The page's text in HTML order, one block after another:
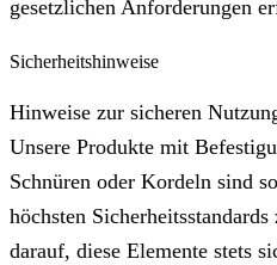
gesetzlichen Anforderungen
Sicherheitshinweise
Hinweise zur sicheren
Unsere Produkte mit
Schnüren oder Kordeln sind
höchsten
darauf, diese Elemente stets